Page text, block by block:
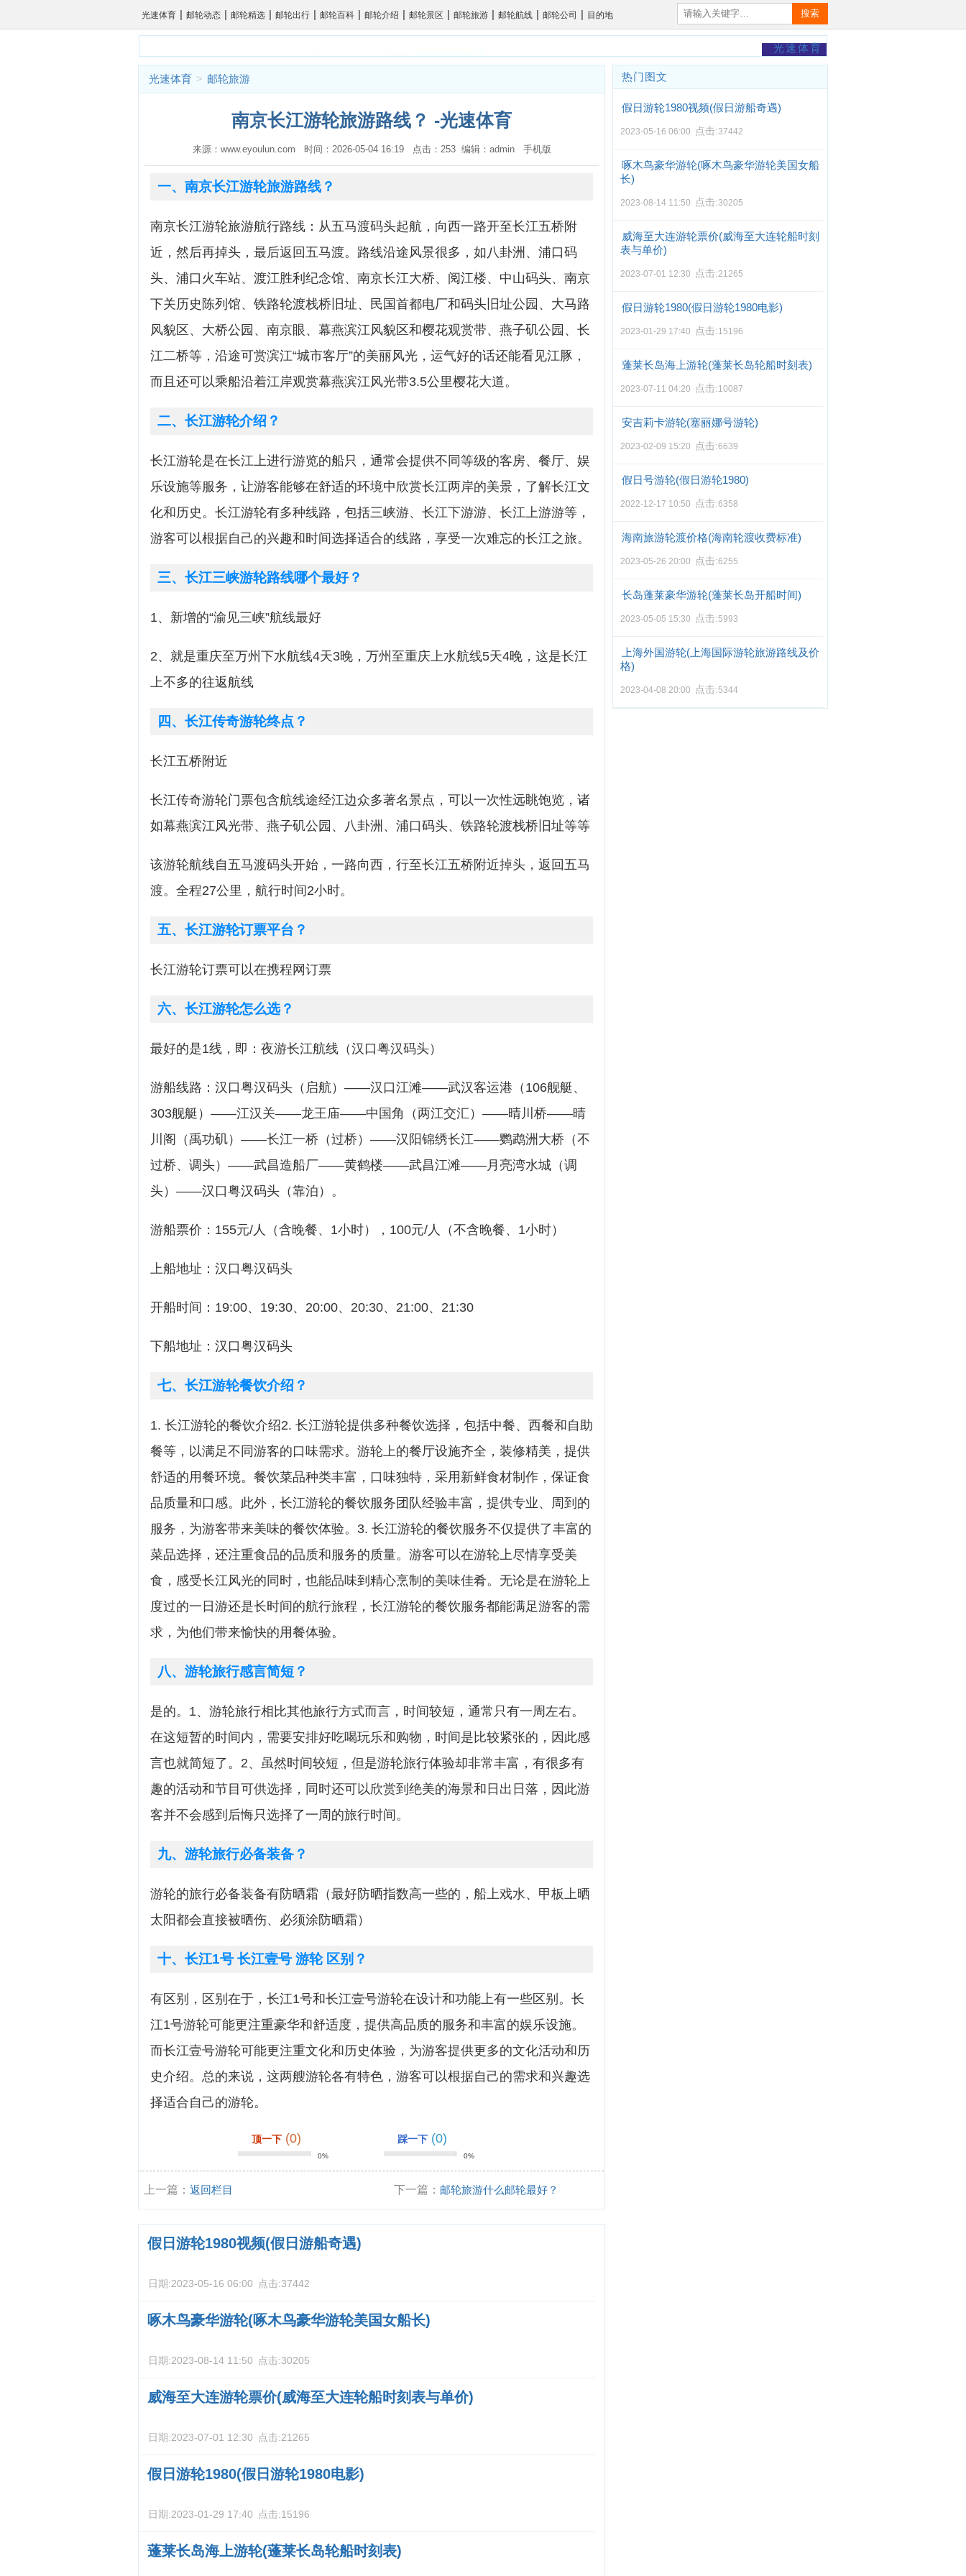
光速体育 | 邮轮动态 | 邮轮精选 | 邮轮出行 | 邮轮百科 | 邮轮介绍 | 邮轮景区 | 邮轮旅游 | 邮轮航线 | 邮轮公司 | 目的地 搜索
光速体育
光速体育 > 邮轮旅游
南京长江游轮旅游路线？ -光速体育
来源：www.eyoulun.com 时间：2026-05-04 16:19 点击：253 编辑：admin 手机版
一、南京长江游轮旅游路线？
南京长江游轮旅游航行路线：从五马渡码头起航，向西一路开至长江五桥附
近，然后再掉头，最后返回五马渡。路线沿途风景很多，如八卦洲、浦口码
头、浦口火车站、渡江胜利纪念馆、南京长江大桥、阅江楼、中山码头、南京
下关历史陈列馆、铁路轮渡栈桥旧址、民国首都电厂和码头旧址公园、大马路
风貌区、大桥公园、南京眼、幕燕滨江风貌区和樱花观赏带、燕子矶公园、长
江二桥等，沿途可赏滨江“城市客厅”的美丽风光，运气好的话还能看见江豚，
而且还可以乘船沿着江岸观赏幕燕滨江风光带3.5公里樱花大道。
二、长江游轮介绍？
长江游轮是在长江上进行游览的船只，通常会提供不同等级的客房、餐厅、娱
乐设施等服务，让游客能够在舒适的环境中欣赏长江两岸的美景，了解长江文
化和历史。长江游轮有多种线路，包括三峡游、长江下游游、长江上游游等，
游客可以根据自己的兴趣和时间选择适合的线路，享受一次难忘的长江之旅。
三、长江三峡游轮路线哪个最好？
1、新增的“渝见三峡”航线最好
2、就是重庆至万州下水航线4天3晚，万州至重庆上水航线5天4晚，这是长江
上不多的往返航线
四、长江传奇游轮终点？
长江五桥附近
长江传奇游轮门票包含航线途经江边众多著名景点，可以一次性远眺饱览，诸
如幕燕滨江风光带、燕子矶公园、八卦洲、浦口码头、铁路轮渡栈桥旧址等等
该游轮航线自五马渡码头开始，一路向西，行至长江五桥附近掉头，返回五马
渡。全程27公里，航行时间2小时。
五、长江游轮订票平台？
长江游轮订票可以在携程网订票
六、长江游轮怎么选？
最好的是1线，即：夜游长江航线（汉口粤汉码头）
游船线路：汉口粤汉码头（启航）——汉口江滩——武汉客运港（106舰艇、
303舰艇）——江汉关——龙王庙——中国角（两江交汇）——晴川桥——晴
川阁（禹功矶）——长江一桥（过桥）——汉阳锦绣长江——鹦鹉洲大桥（不
过桥、调头）——武昌造船厂——黄鹤楼——武昌江滩——月亮湾水城（调
头）——汉口粤汉码头（靠泊）。
游船票价：155元/人（含晚餐、1小时），100元/人（不含晚餐、1小时）
上船地址：汉口粤汉码头
开船时间：19:00、19:30、20:00、20:30、21:00、21:30
下船地址：汉口粤汉码头
七、长江游轮餐饮介绍？
1. 长江游轮的餐饮介绍2. 长江游轮提供多种餐饮选择，包括中餐、西餐和自助
餐等，以满足不同游客的口味需求。游轮上的餐厅设施齐全，装修精美，提供
舒适的用餐环境。餐饮菜品种类丰富，口味独特，采用新鲜食材制作，保证食
品质量和口感。此外，长江游轮的餐饮服务团队经验丰富，提供专业、周到的
服务，为游客带来美味的餐饮体验。3. 长江游轮的餐饮服务不仅提供了丰富的
菜品选择，还注重食品的品质和服务的质量。游客可以在游轮上尽情享受美
食，感受长江风光的同时，也能品味到精心烹制的美味佳肴。无论是在游轮上
度过的一日游还是长时间的航行旅程，长江游轮的餐饮服务都能满足游客的需
求，为他们带来愉快的用餐体验。
八、游轮旅行感言简短？
是的。1、游轮旅行相比其他旅行方式而言，时间较短，通常只有一周左右。
在这短暂的时间内，需要安排好吃喝玩乐和购物，时间是比较紧张的，因此感
言也就简短了。2、虽然时间较短，但是游轮旅行体验却非常丰富，有很多有
趣的活动和节目可供选择，同时还可以欣赏到绝美的海景和日出日落，因此游
客并不会感到后悔只选择了一周的旅行时间。
九、游轮旅行必备装备？
游轮的旅行必备装备有防晒霜（最好防晒指数高一些的，船上戏水、甲板上晒
太阳都会直接被晒伤、必须涂防晒霜）
十、长江1号 长江壹号 游轮 区别？
有区别，区别在于，长江1号和长江壹号游轮在设计和功能上有一些区别。长
江1号游轮可能更注重豪华和舒适度，提供高品质的服务和丰富的娱乐设施。
而长江壹号游轮可能更注重文化和历史体验，为游客提供更多的文化活动和历
史介绍。总的来说，这两艘游轮各有特色，游客可以根据自己的需求和兴趣选
择适合自己的游轮。
顶一下 (0)
0%
踩一下 (0)
0%
上一篇： 返回栏目 下一篇： 邮轮旅游什么邮轮最好？
假日游轮1980视频(假日游船奇遇)
日期:2023-05-16 06:00 点击:37442
啄木鸟豪华游轮(啄木鸟豪华游轮美国女船长)
日期:2023-08-14 11:50 点击:30205
威海至大连游轮票价(威海至大连轮船时刻表与单价)
日期:2023-07-01 12:30 点击:21265
假日游轮1980(假日游轮1980电影)
日期:2023-01-29 17:40 点击:15196
蓬莱长岛海上游轮(蓬莱长岛轮船时刻表)
热门图文
假日游轮1980视频(假日游船奇遇)
2023-05-16 06:00 点击:37442
啄木鸟豪华游轮(啄木鸟豪华游轮美国女船
长)
2023-08-14 11:50 点击:30205
威海至大连游轮票价(威海至大连轮船时刻
表与单价)
2023-07-01 12:30 点击:21265
假日游轮1980(假日游轮1980电影)
2023-01-29 17:40 点击:15196
蓬莱长岛海上游轮(蓬莱长岛轮船时刻表)
2023-07-11 04:20 点击:10087
安吉莉卡游轮(塞丽娜号游轮)
2023-02-09 15:20 点击:6639
假日号游轮(假日游轮1980)
2022-12-17 10:50 点击:6358
海南旅游轮渡价格(海南轮渡收费标准)
2023-05-26 20:00 点击:6255
长岛蓬莱豪华游轮(蓬莱长岛开船时间)
2023-05-05 15:30 点击:5993
上海外国游轮(上海国际游轮旅游路线及价
格)
2023-04-08 20:00 点击:5344